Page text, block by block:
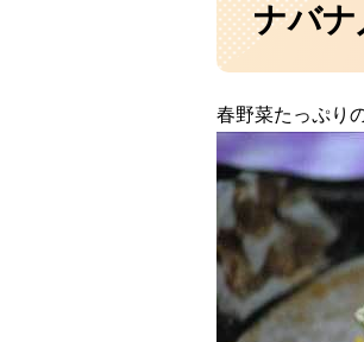
ナバ
春野菜たっぷり